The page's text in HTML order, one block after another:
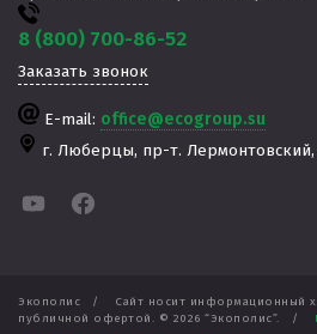
8 (800) 700-86-52
Заказать звонок
E-mail: office@ecogroup.su
г. Люберцы, пр-т. Лермонтовский,
Экополис /
Сайт носит информационный
публичной офертой. © 2026 “Экополис”. /